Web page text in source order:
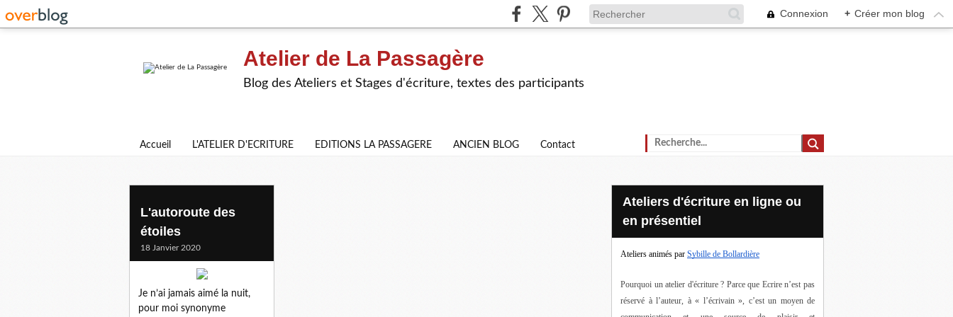
Connexion + Créer mon blog
Atelier de La Passagère
Blog des Ateliers et Stages d'écriture, textes des participants
Accueil L'ATELIER D'ECRITURE EDITIONS LA PASSAGERE ANCIEN BLOG Contact
claudine o.
L'autoroute des
étoiles
18 Janvier 2020
Je n’ai jamais aimé la nuit,
pour moi synonyme
Ateliers d'écriture en ligne ou
en présentiel
Ateliers animés par Sybille de Bollardière
Pourquoi un atelier d'écriture ? Parce que Ecrire n’est pas
réservé à l’auteur, à « l’écrivain », c’est un moyen de